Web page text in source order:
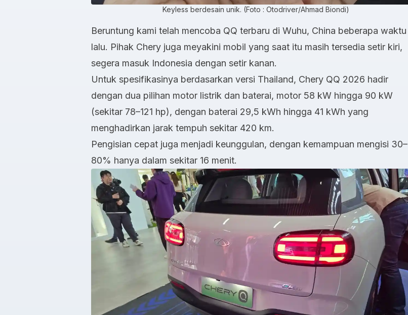
Keyless berdesain unik. (Foto : Otodriver/Ahmad Biondi)
Beruntung kami telah mencoba QQ terbaru di Wuhu, China beberapa waktu
lalu. Pihak Chery juga meyakini mobil yang saat itu masih tersedia setir kiri,
segera masuk Indonesia dengan setir kanan.
Untuk spesifikasinya berdasarkan versi Thailand, Chery QQ 2026 hadir
dengan dua pilihan motor listrik dan baterai, motor 58 kW hingga 90 kW
(sekitar 78–121 hp), dengan baterai 29,5 kWh hingga 41 kWh yang
menghadirkan jarak tempuh sekitar 420 km.
Pengisian cepat juga menjadi keunggulan, dengan kemampuan mengisi 30–
80% hanya dalam sekitar 16 menit.